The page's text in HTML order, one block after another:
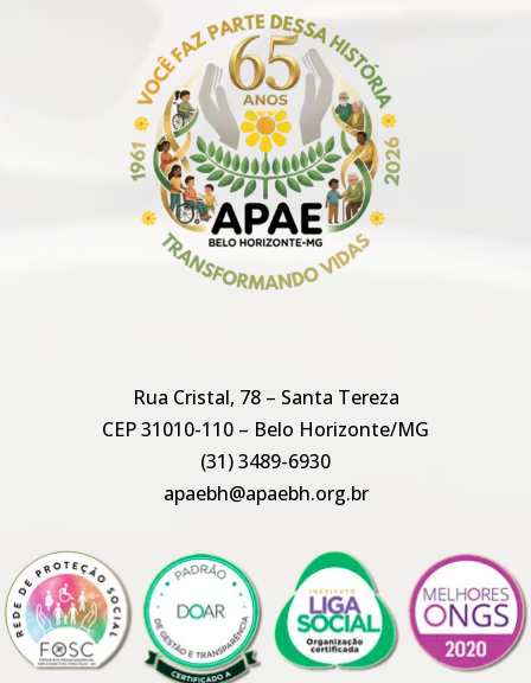
Rua Cristal, 78 – Santa Tereza
CEP 31010-110 – Belo Horizonte/MG
(31) 3489-6930
apaebh@apaebh.org.br